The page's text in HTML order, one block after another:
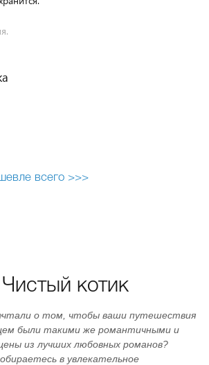
всего >>>
котик
о том, чтобы ваши путешествия
были такими же романтичными и
из лучших любовных романов?
в увлекательное